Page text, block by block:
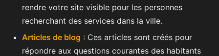
rendre votre site visible pour les personnes
recherchant des services dans la ville.
Articles de blog : Ces articles sont créés pour
répondre aux questions courantes des habitants